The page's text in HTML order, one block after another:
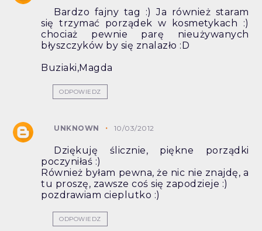
Bardzo fajny tag :) Ja również staram
się trzymać porządek w kosmetykach :)
chociaż pewnie parę nieużywanych
błyszczyków by się znalazło :D
Buziaki,Magda
ODPOWIEDZ
UNKNOWN 10/03/2012
Dziękuję ślicznie, piękne porządki
poczyniłaś :)
Również byłam pewna, że nic nie znajdę, a
tu proszę, zawsze coś się zapodzieje :)
pozdrawiam cieplutko :)
ODPOWIEDZ